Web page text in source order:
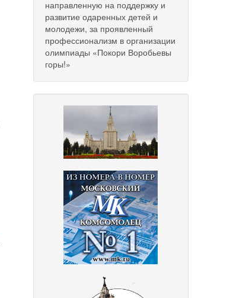
направленную на поддержку и
развитие одаренных детей и
молодежи, за проявленный
профессионализм в организации
олимпиады «Покори Воробьевы
горы!»